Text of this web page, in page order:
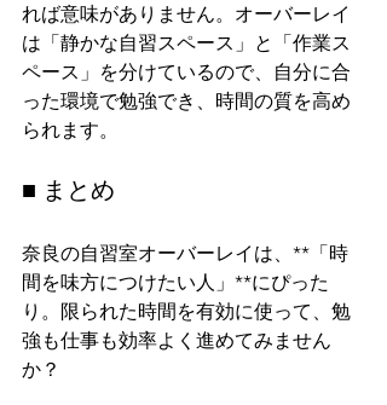
れば意味がありません。オーバーレイ
は「静かな自習スペース」と「作業ス
ペース」を分けているので、自分に合
った環境で勉強でき、時間の質を高め
られます。
■ まとめ
奈良の自習室オーバーレイは、**「時
間を味方につけたい人」**にぴった
り。限られた時間を有効に使って、勉
強も仕事も効率よく進めてみません
か？